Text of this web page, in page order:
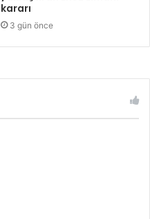
kararı
3 gün önce